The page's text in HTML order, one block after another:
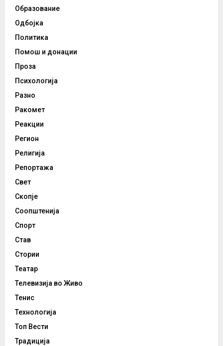
Образование
Одбојка
Политика
Помош и донации
Проза
Психологија
Разно
Ракомет
Реакции
Регион
Религија
Репортажа
Свет
Скопје
Соопштенија
Спорт
Став
Стории
Театар
Телевизија во Живо
Тенис
Технологија
Топ Вести
Традиција